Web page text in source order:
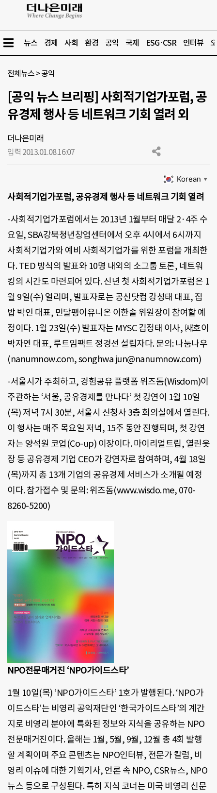
뉴스 경제 사회 환경 공익 국제 ESG·CSR 인터뷰
전체뉴스 >공익
[공익 뉴스 브리핑] 사회적기업가포럼, 공
유경제 행사 등 네트워크 기회 열려 외
더나은미래
입력 2013.01.08.16:07
Korean ▼
사회적기업가포럼, 공유경제 행사 등 네트워크 기회 열려
-사회적기업가포럼에서는 2013년 1월부터 매달 2·4주 수
요일, SBA강북청년창업센터에서 오후 4시에서 6시까지
사회적기업가와 예비 사회적기업가를 위한 포럼을 개최한
다. TED 방식의 발표와 10명 내외의 소그룹 토론, 네트워
킹의 시간도 마련되어 있다. 신년 첫 사회적기업가포럼은 1
월 9일(수) 열리며, 발표자로는 공신닷컴 강성태 대표, 집
밥 박인 대표, 민달팽이유니온 이한솔 위원장이 참여할 예
정이다. 1월 23일(수) 발표자는 MYSC 김정태 이사, ㈔호이
박자연 대표, 루트임팩트 정경선 설립자다. 문의: 나눔나우
(nanumnow.com, songhwa jun@nanumnow.com)
-서울시가 주최하고, 경험공유 플랫폼 위즈돔(Wisdom)이
주관하는 ‘서울, 공유경제를 만나다’ 첫 강연이 1월 10일
(목) 저녁 7시 30분, 서울시 신청사 3층 회의실에서 열린다.
이 행사는 매주 목요일 저녁, 15주 동안 진행되며, 첫 강연
자는 양석원 코업(Co-up) 이장이다. 마이리얼트립, 열린옷
장 등 공유경제 기업 CEO가 강연자로 참여하며, 4월 18일
(목)까지 총 13개 기업의 공유경제 서비스가 소개될 예정
이다. 참가접수 및 문의: 위즈돔(www.wisdo.me, 070-
8260-5200)
NPO전문매거진 ‘NPO가이드스타’
1월 10일(목) ‘NPO가이드스타’ 1호가 발행된다. ‘NPO가
이드스타’는 비영리 공익재단인 ‘한국가이드스타’의 계간
지로 비영리 분야에 특화된 정보와 지식을 공유하는 NPO
전문매거진이다. 올해는 1월, 5월, 9월, 12월 총 4회 발행
할 계획이며 주요 콘텐츠는 NPO인터뷰, 전문가 칼럼, 비
영리 이슈에 대한 기획기사, 언론 속 NPO, CSR뉴스, NPO
뉴스 등으로 구성된다. 특히 지식 코너는 미국 비영리 신문